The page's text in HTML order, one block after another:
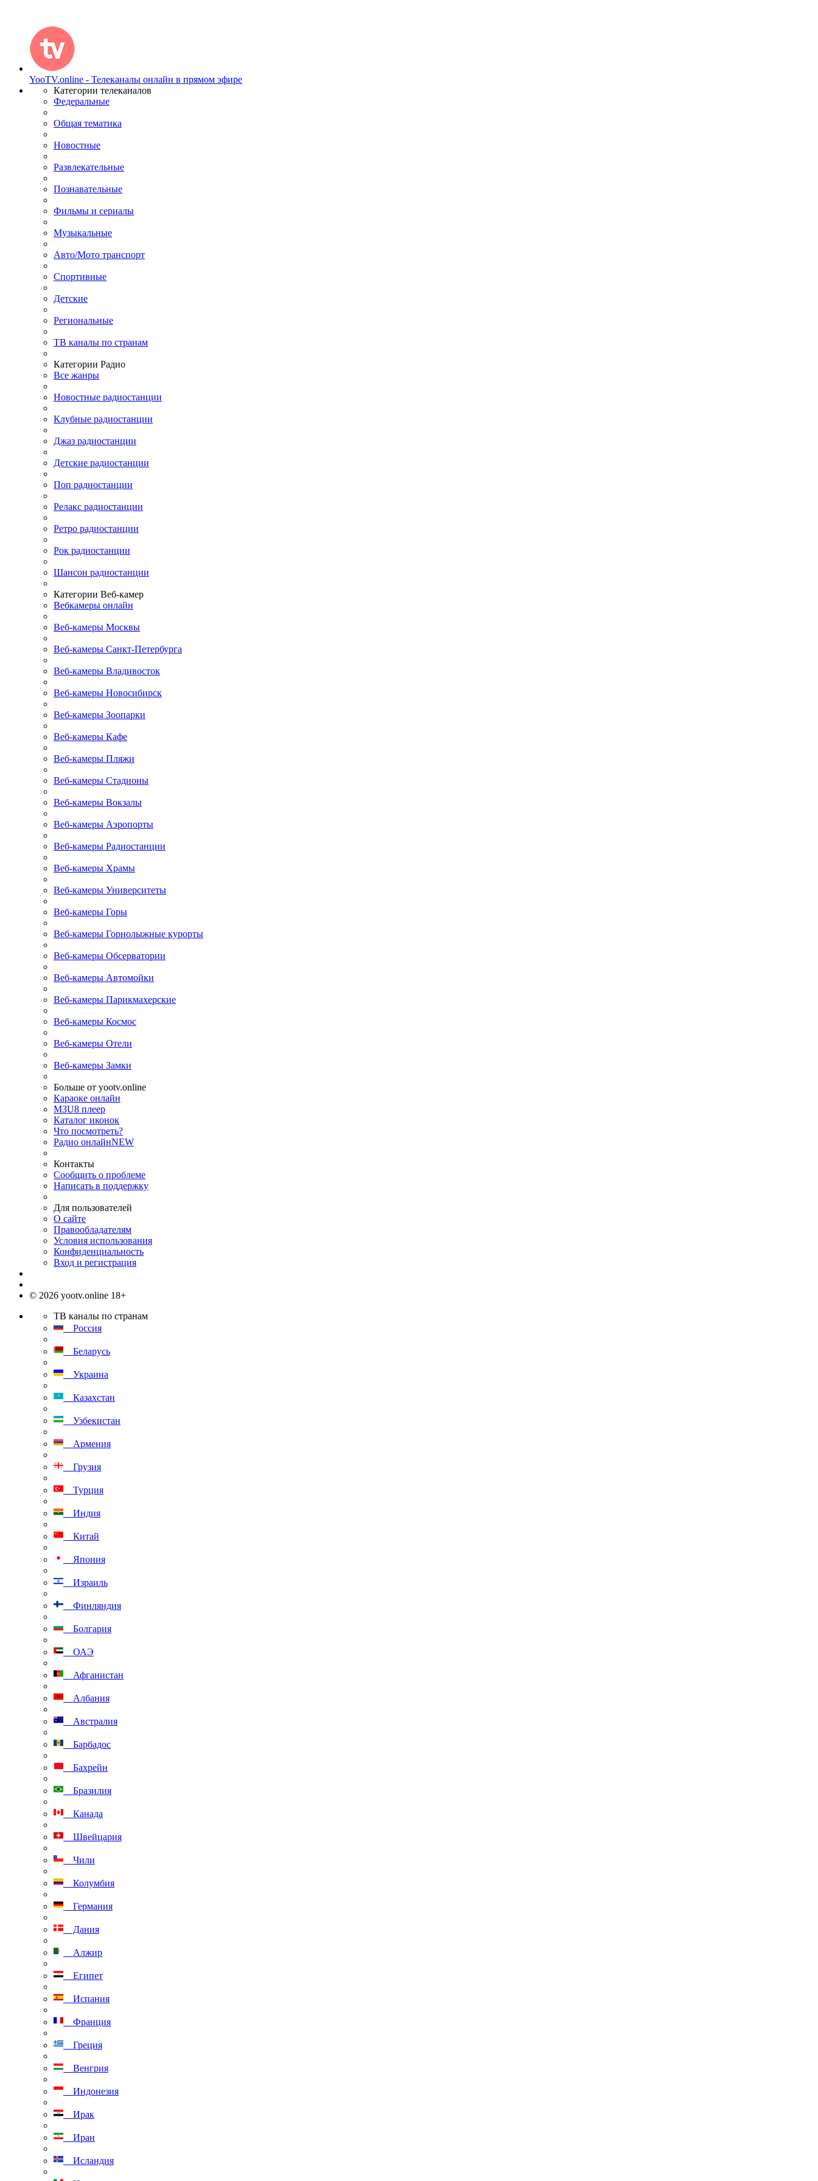
YooTV.online - Телеканалы онлайн в прямом эфире
Категории телеканалов
Федеральные
Общая тематика
Новостные
Развлекательные
Познавательные
Фильмы и сериалы
Музыкальные
Авто/Мото транспорт
Спортивные
Детские
Региональные
ТВ каналы по странам
Категории Радио
Все жанры
Новостные радиостанции
Клубные радиостанции
Джаз радиостанции
Детские радиостанции
Поп радиостанции
Релакс радиостанции
Ретро радиостанции
Рок радиостанции
Шансон радиостанции
Категории Веб-камер
Вебкамеры онлайн
Веб-камеры Москвы
Веб-камеры Санкт-Петербурга
Веб-камеры Владивосток
Веб-камеры Новосибирск
Веб-камеры Зоопарки
Веб-камеры Кафе
Веб-камеры Пляжи
Веб-камеры Стадионы
Веб-камеры Вокзалы
Веб-камеры Аэропорты
Веб-камеры Радиостанции
Веб-камеры Храмы
Веб-камеры Университеты
Веб-камеры Горы
Веб-камеры Горнолыжные курорты
Веб-камеры Обсерватории
Веб-камеры Автомойки
Веб-камеры Парикмахерские
Веб-камеры Космос
Веб-камеры Отели
Веб-камеры Замки
Больше от yootv.online
Караоке онлайн
M3U8 плеер
Каталог иконок
Что посмотреть?
Радио онлайнNEW
Контакты
Сообщить о проблеме
Написать в поддержку
Для пользователей
О сайте
Правообладателям
Условия использования
Конфиденциальность
Вход и регистрация
© 2026 yootv.online 18+
ТВ каналы по странам
Россия
Беларусь
Украина
Казахстан
Узбекистан
Армения
Грузия
Турция
Индия
Китай
Япония
Израиль
Финляндия
Болгария
ОАЭ
Афганистан
Албания
Австралия
Барбадос
Бахрейн
Бразилия
Канада
Швейцария
Чили
Колумбия
Германия
Дания
Алжир
Египет
Испания
Франция
Греция
Венгрия
Индонезия
Ирак
Иран
Исландия